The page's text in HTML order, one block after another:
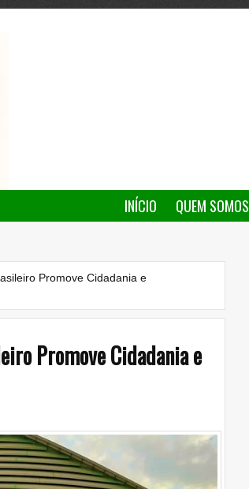
INÍCIO QUEM SOMOS
Promove Cidadania e
Promove Cidadania e